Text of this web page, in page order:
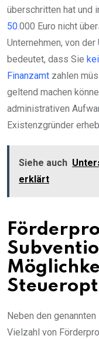
überschritten hat und
50.000 Euro nicht
Unternehmen, von
bedeutet, dass Sie
Finanzamt zahlen
geltend machen
administrativen
Existenzgründer
Siehe auch
erklärt
Neben den
Vielzahl von